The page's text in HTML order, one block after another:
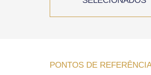
PONTOS DE